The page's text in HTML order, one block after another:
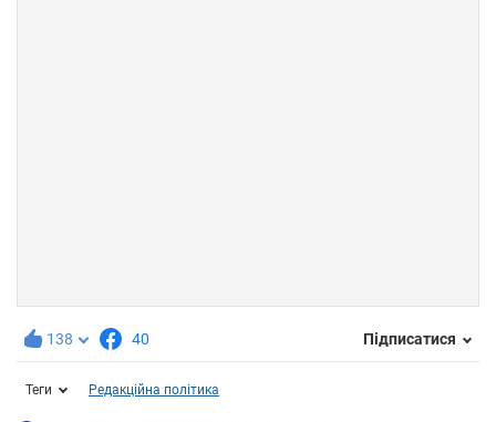
138 40 Підписатися
Теги Редакційна політика